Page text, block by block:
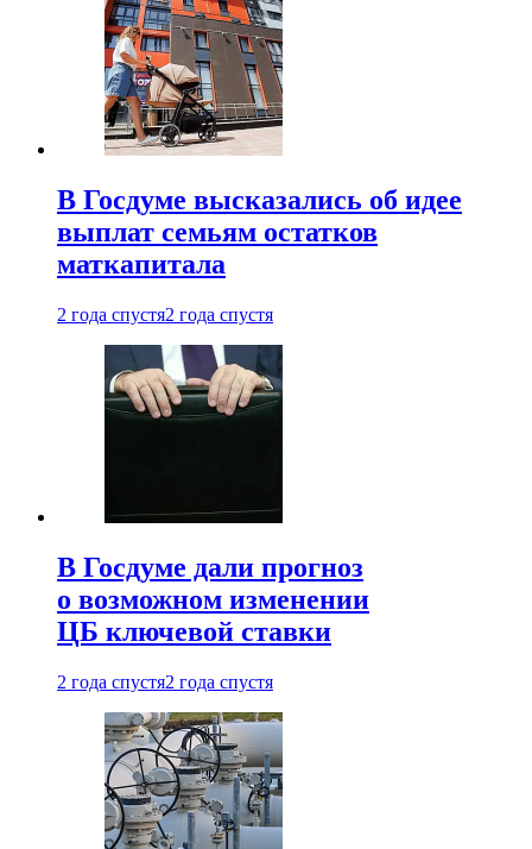
В Госдуме высказались об идее
выплат семьям остатков
маткапитала
2 года спустя2 года спустя
В Госдуме дали прогноз
о возможном изменении
ЦБ ключевой ставки
2 года спустя2 года спустя